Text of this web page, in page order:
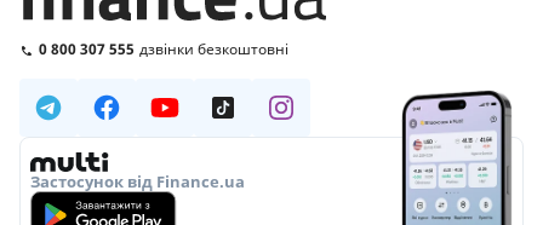
0 800 307 555 дзвінки безкоштовні
Застосунок від Finance.ua